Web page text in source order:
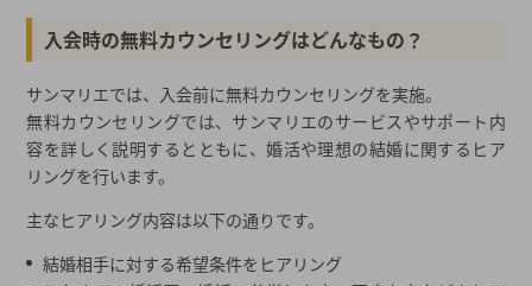
入会時の無料カウンセリングはどんなもの？
サンマリエでは、入会前に無料カウンセリングを実施。
無料カウンセリングでは、サンマリエのサービスやサポート内
容を詳しく説明するとともに、婚活や理想の結婚に関するヒア
リングを行います。
主なヒアリング内容は以下の通りです。
結婚相手に対する希望条件をヒアリング